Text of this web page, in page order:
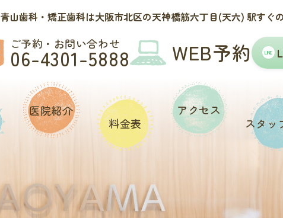
青山歯科・矯正歯科は大阪市北区の天神橋筋六丁目(天六) 駅すぐ
ご予約・お問い合わせ
06-4301-5888 WEB予約 LINE
医院紹介
料金表
アクセス
スタッ